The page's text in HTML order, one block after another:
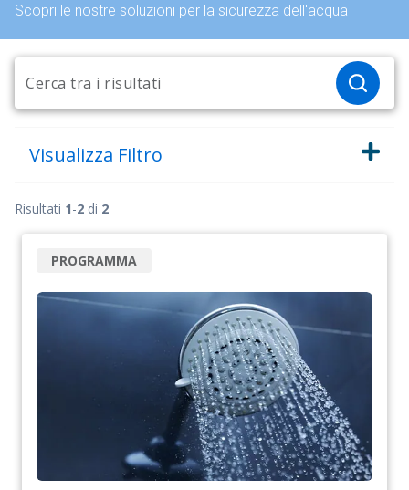
Scopri le nostre soluzioni per la sicurezza dell'acqua
Visualizza Filtro
Risultati 1-2 di 2
PROGRAMMA